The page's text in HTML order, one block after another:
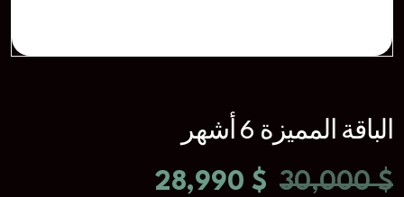
الباقة المميزة 6 أشهر
30,000$
28,990 $